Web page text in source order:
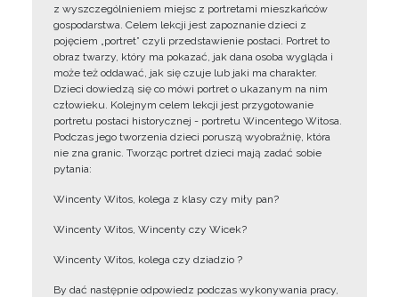
z wyszczególnieniem miejsc z portretami mieszkańców
gospodarstwa. Celem lekcji jest zapoznanie dzieci z
pojęciem „portret” czyli przedstawienie postaci. Portret to
obraz twarzy, który ma pokazać, jak dana osoba wygląda i
może też oddawać, jak się czuje lub jaki ma charakter.
Dzieci dowiedzą się co mówi portret o ukazanym na nim
człowieku. Kolejnym celem lekcji jest przygotowanie
portretu postaci historycznej - portretu Wincentego Witosa.
Podczas jego tworzenia dzieci poruszą wyobraźnię, która
nie zna granic. Tworząc portret dzieci mają zadać sobie
pytania:
Wincenty Witos, kolega z klasy czy miły pan?
Wincenty Witos, Wincenty czy Wicek?
Wincenty Witos, kolega czy dziadzio ?
By dać następnie odpowiedz podczas wykonywania pracy,